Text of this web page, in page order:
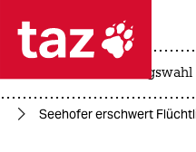
 taz
taz zahl
Seehofer erschwert